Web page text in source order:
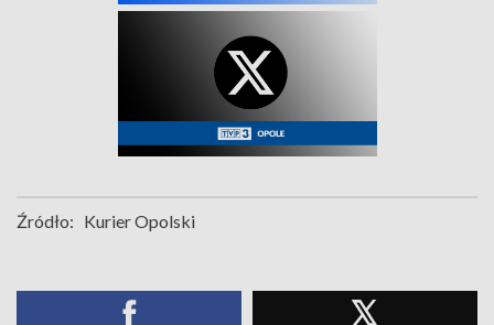
Źródło: Kurier Opolski